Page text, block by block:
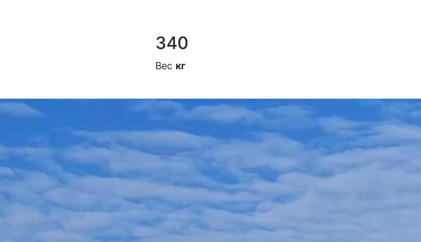
340
Вес кг